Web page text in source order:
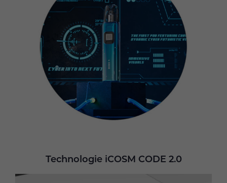
Technologie iCOSM CODE 2.0